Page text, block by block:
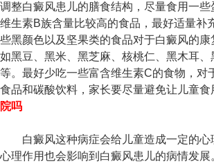
调整白癜风患儿的膳食结构，尽量食用一些
维生素B族含量比较高的食品，最好适量补
些黑颜色以及坚果类的食品对于白癜风的
如黑豆、黑米、黑芝麻、核桃仁、黑木耳、
等。最好少吃一些富含维生素C的食物，对
食品和碳酸饮料，家长要尽量避免让儿童食
院吗
白癜风这种病症会给儿童造成一定的心
心理作用也会影响到白癜风患儿的病情发